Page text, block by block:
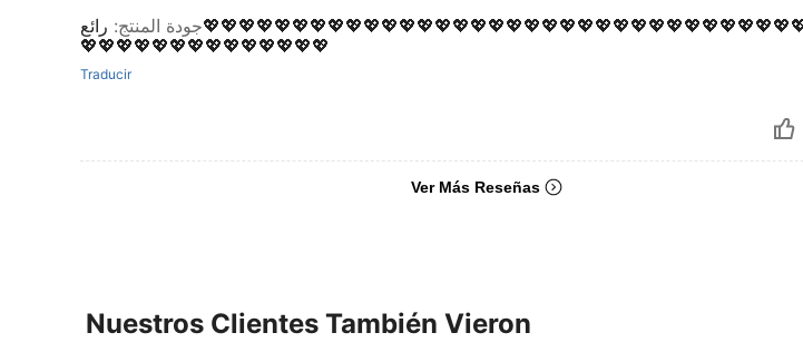
جودة المنتج: رائع💖💖💖💖💖💖💖💖💖💖💖💖💖💖💖💖💖💖💖💖💖💖💖💖💖💖💖💖💖💖💖💖💖💖💖💖💖💖
💖💖💖💖💖💖💖💖💖💖💖💖💖💖
Traducir
Ver Más Reseñas
Nuestros Clientes También Vieron